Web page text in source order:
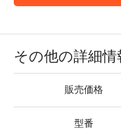
その他の詳細情
販売価格
型番